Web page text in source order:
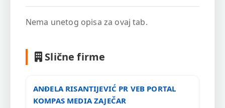
Nema unetog opisa za ovaj tab.
Slične firme
ANĐELA RISANTIJEVIĆ PR VEB PORTAL
KOMPAS MEDIA ZAJEČAR